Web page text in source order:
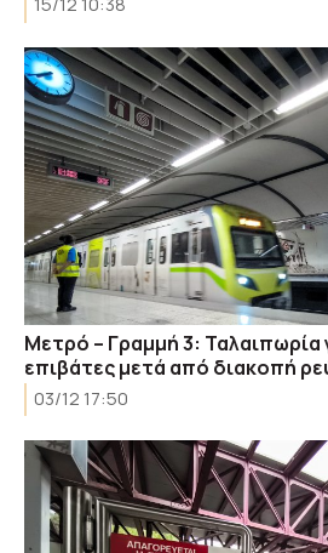
15/12 10:38
Μετρό – Γραμμή 3: Ταλαιπωρία
επιβάτες μετά από διακοπή
03/12 17:50